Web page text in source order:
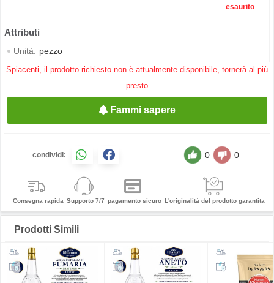
esaurito
Unità: pezzo
Spiacenti, il prodotto richiesto non è attualmente disponibile, tornerà al più
presto
Fammi sapere
condividi: 0 0
Consegna rapida Supporto 7/7 pagamento sicuro L'originalità del prodotto garantita
Prodotti Simili